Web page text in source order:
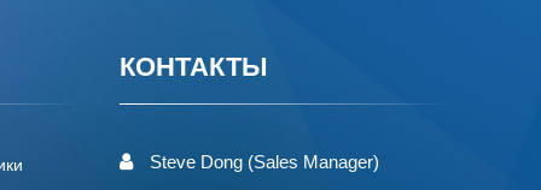
КОНТАКТЫ
Steve Dong (Sales Manager)